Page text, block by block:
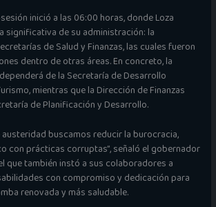
inició a las 06:00 horas, donde Loza
significativa de su administración: la
de Salud y Finanzas, las cuales fueron
dentro de otras áreas. En concreto, la
de la Secretaría de Desarrollo
mientras que la Dirección de Finanzas
de Planificación y Desarrollo.
austeridad buscamos reducir la burocracia,
con prácticas corruptas”, señaló el gobernador
que también instó a sus colaboradores a
con compromiso y dedicación para
renovada y más saludable.